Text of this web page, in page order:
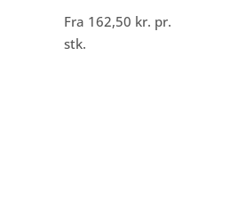
Fra 162,50 kr. pr.
stk.